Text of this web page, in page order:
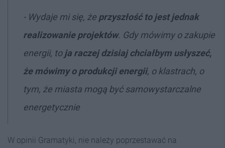
- Wydaje mi się, że przyszłość to jest jednak
realizowanie projektów. Gdy mówimy o zakupie
energii, toja raczej dzisiaj chciałbym usłyszeć,
że mówimy o produkcji energii, o klastrach, o
tym, że miasta mogą być samowystarczalne
energetycznie
W opinii Gramatyki, nie należy poprzestawać na